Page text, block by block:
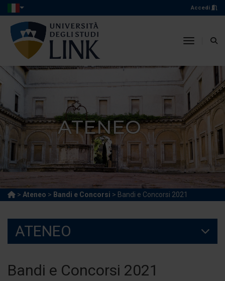
Accedi
toggle
ATENEO
> Ateneo > Bandi e Concorsi > Bandi e Concorsi 2021
ATENEO
Bandi e Concorsi 2021